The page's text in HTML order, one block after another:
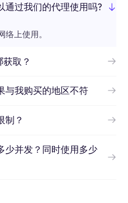
通过我们的代理使用吗?
络上使用。
取？
与我购买的地区不符
制？
少并发？同时使用多少